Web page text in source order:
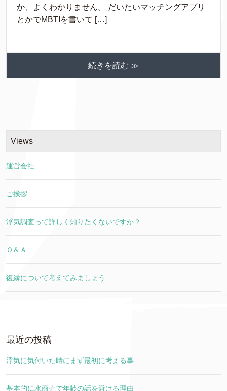
か、よくわかりません。 だいたいマッチングアプリ
とかでMBTIを書いて […]
続きを読む ≫
Views
運営会社
ご挨拶
浮気調査って詳しく知りたくないですか？
Ｑ＆Ａ
復縁について考えてみましょう
最近の投稿
浮気に気付いた時にまず最初に考える事
基本的に水商売で年齢の話を避ける理由